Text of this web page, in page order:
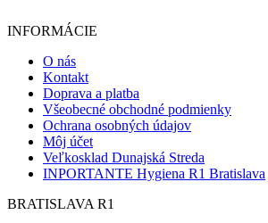
INFORMÁCIE
O nás
Kontakt
Doprava a platba
Všeobecné obchodné podmienky
Ochrana osobných údajov
Môj účet
Veľkosklad Dunajská Streda
INPORTANTE Hygiena R1 Bratislava
BRATISLAVA R1